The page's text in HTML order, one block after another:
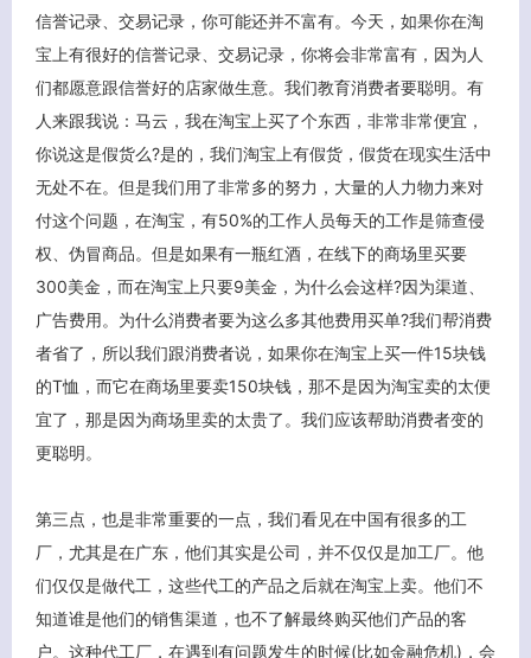
信誉记录、交易记录，你可能还并不富有。今天，如果你在淘
宝上有很好的信誉记录、交易记录，你将会非常富有，因为人
们都愿意跟信誉好的店家做生意。我们教育消费者要聪明。有
人来跟我说：马云，我在淘宝上买了个东西，非常非常便宜，
你说这是假货么?是的，我们淘宝上有假货，假货在现实生活中
无处不在。但是我们用了非常多的努力，大量的人力物力来对
付这个问题，在淘宝，有50%的工作人员每天的工作是筛查侵
权、伪冒商品。但是如果有一瓶红酒，在线下的商场里买要
300美金，而在淘宝上只要9美金，为什么会这样?因为渠道、
广告费用。为什么消费者要为这么多其他费用买单?我们帮消费
者省了，所以我们跟消费者说，如果你在淘宝上买一件15块钱
的T恤，而它在商场里要卖150块钱，那不是因为淘宝卖的太便
宜了，那是因为商场里卖的太贵了。我们应该帮助消费者变的
更聪明。
第三点，也是非常重要的一点，我们看见在中国有很多的工
厂，尤其是在广东，他们其实是公司，并不仅仅是加工厂。他
们仅仅是做代工，这些代工的产品之后就在淘宝上卖。他们不
知道谁是他们的销售渠道，也不了解最终购买他们产品的客
户。这种代工厂，在遇到有问题发生的时候(比如金融危机)，会